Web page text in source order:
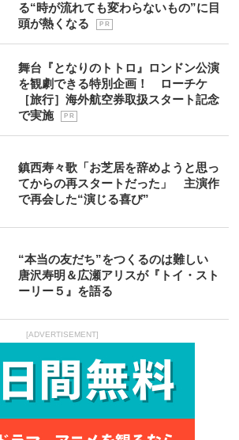
る“時が流れても変わらないもの”に目
頭が熱くなる
P R
舞台『となりのトトロ』ロンドン公演
を観劇できる特別企画！ ローチケ
［旅行］海外航空券取扱スタート記念
で実施
P R
鎮西寿々歌「お芝居を辞めようと思っ
てからの再スタートだった」 主演作
で再会した“演じる喜び”
“本当の友だち”をつくるのは難しい
唐沢寿明＆広瀬アリスが『トイ・スト
ーリー５』を語る
[ADVERTISEMENT]